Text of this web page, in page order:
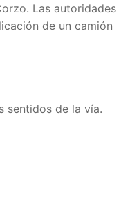
Las autoridades
de un camión
sentidos de la vía.